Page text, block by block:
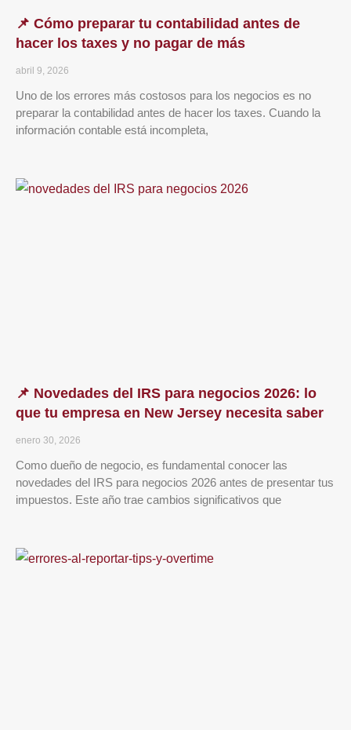
📌 Cómo preparar tu contabilidad antes de
hacer los taxes y no pagar de más
abril 9, 2026
Uno de los errores más costosos para los negocios es no
preparar la contabilidad antes de hacer los taxes. Cuando la
información contable está incompleta,
📌 Novedades del IRS para negocios 2026: lo
que tu empresa en New Jersey necesita saber
enero 30, 2026
Como dueño de negocio, es fundamental conocer las
novedades del IRS para negocios 2026 antes de presentar tus
impuestos. Este año trae cambios significativos que